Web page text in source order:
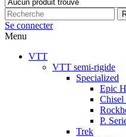
Se connecter
Menu
VTT
VTT semi-rigide
Specialized
Epic
Chisel
P.
Trek